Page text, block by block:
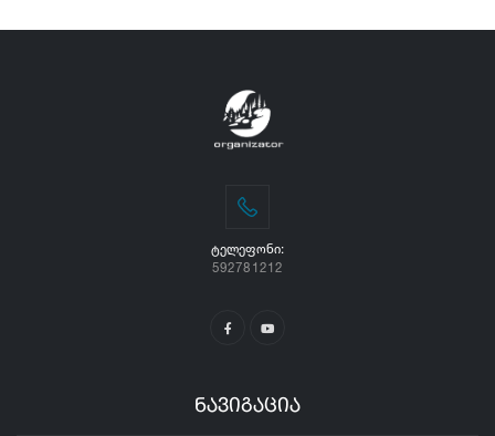
ᲢᲔᲚᲔᲤᲝᲜᲘ:
592781212
ნავიგაცია